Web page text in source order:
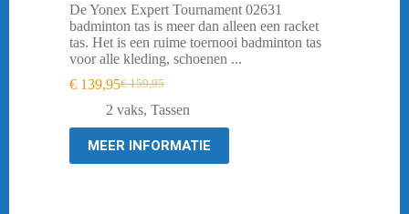
De Yonex Expert Tournament 02631
badminton tas is meer dan alleen een racket
tas. Het is een ruime toernooi badminton tas
voor alle kleding, schoenen ...
€159,95
Oorspronkelijke
prijs
€ 159,95.
€ 139,95Huidige
prijs
€ 139,95.
2 vaks, Tassen
MEER INFORMATIE